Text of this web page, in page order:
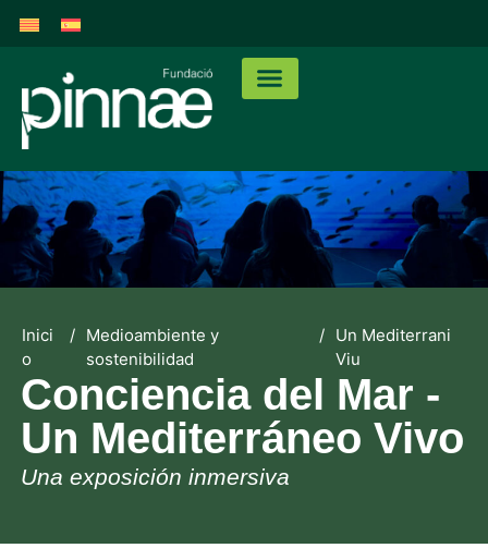
Inici
o
/ Medioambiente y
sostenibilidad
/ Un Mediterrani
Viu
Conciencia del Mar -
Un Mediterráneo Vivo
Una exposición inmersiva